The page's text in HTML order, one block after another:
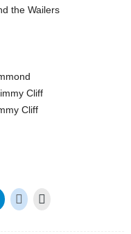
the Wailers
Cliff
Cliff